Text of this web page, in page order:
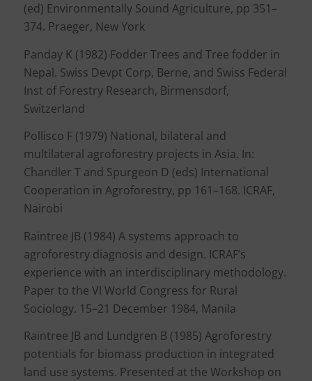
(ed) Environmentally Sound Agriculture, pp 351–
374. Praeger, New York
Panday K (1982) Fodder Trees and Tree fodder in
Nepal. Swiss Devpt Corp, Berne, and Swiss Federal
Inst of Forestry Research, Birmensdorf,
Switzerland
Pollisco F (1979) National, bilateral and
multilateral agroforestry projects in Asia. In:
Chandler T and Spurgeon D (eds) International
Cooperation in Agroforestry, pp 161–168. ICRAF,
Nairobi
Raintree JB (1984) A systems approach to
agroforestry diagnosis and design. ICRAF’s
experience with an interdisciplinary methodology.
Paper to the VI World Congress for Rural
Sociology. 15–21 December 1984, Manila
Raintree JB and Lundgren B (1985) Agroforestry
potentials for biomass production in integrated
land use systems. Presented at the Workshop on